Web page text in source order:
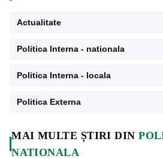
MAI MULTE ȘTIRI DIN
NATIONALA
Actualitate
Politica Interna - nationala
Politica Interna - locala
Politica Externa